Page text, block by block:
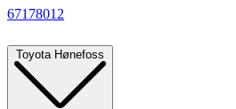
67178012
Toyota Hønefoss